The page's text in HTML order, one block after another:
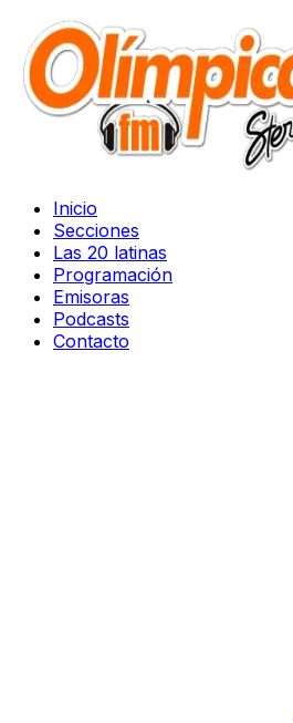
Inicio
Secciones
Las 20 latinas
Programación
Emisoras
Podcasts
Contacto